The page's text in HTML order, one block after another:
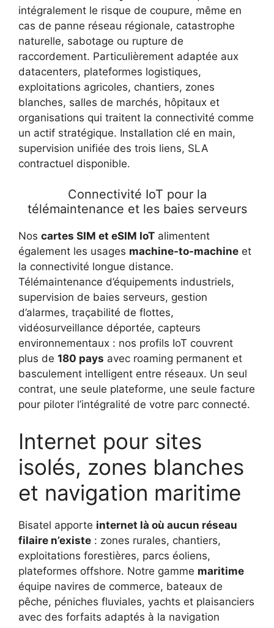
intégralement le risque de coupure, même en
cas de panne réseau régionale, catastrophe
naturelle, sabotage ou rupture de
raccordement. Particulièrement adaptée aux
datacenters, plateformes logistiques,
exploitations agricoles, chantiers, zones
blanches, salles de marchés, hôpitaux et
organisations qui traitent la connectivité comme
un actif stratégique. Installation clé en main,
supervision unifiée des trois liens, SLA
contractuel disponible.
Connectivité IoT pour la
télémaintenance et les baies serveurs
Nos cartes SIM et eSIM IoT alimentent
également les usages machine-to-machine et
la connectivité longue distance.
Télémaintenance d’équipements industriels,
supervision de baies serveurs, gestion
d’alarmes, traçabilité de flottes,
vidéosurveillance déportée, capteurs
environnementaux : nos profils IoT couvrent
plus de 180 pays avec roaming permanent et
basculement intelligent entre réseaux. Un seul
contrat, une seule plateforme, une seule facture
pour piloter l’intégralité de votre parc connecté.
Internet pour sites
isolés, zones blanches
et navigation maritime
Bisatel apporte internet là où aucun réseau
filaire n’existe : zones rurales, chantiers,
exploitations forestières, parcs éoliens,
plateformes offshore. Notre gamme maritime
équipe navires de commerce, bateaux de
pêche, péniches fluviales, yachts et plaisanciers
avec des forfaits adaptés à la navigation